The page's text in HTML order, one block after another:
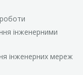
інженерними
інженерних мереж